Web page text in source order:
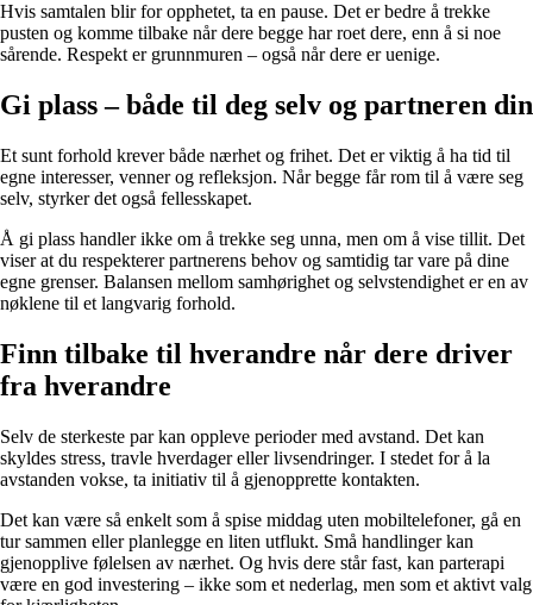
Hvis samtalen blir for opphetet, ta en pause. Det er bedre å trekke
pusten og komme tilbake når dere begge har roet dere, enn å si noe
sårende. Respekt er grunnmuren – også når dere er uenige.
Gi plass – både til deg selv og partneren din
Et sunt forhold krever både nærhet og frihet. Det er viktig å ha tid til
egne interesser, venner og refleksjon. Når begge får rom til å være seg
selv, styrker det også fellesskapet.
Å gi plass handler ikke om å trekke seg unna, men om å vise tillit. Det
viser at du respekterer partnerens behov og samtidig tar vare på dine
egne grenser. Balansen mellom samhørighet og selvstendighet er en av
nøklene til et langvarig forhold.
Finn tilbake til hverandre når dere driver
fra hverandre
Selv de sterkeste par kan oppleve perioder med avstand. Det kan
skyldes stress, travle hverdager eller livsendringer. I stedet for å la
avstanden vokse, ta initiativ til å gjenopprette kontakten.
Det kan være så enkelt som å spise middag uten mobiltelefoner, gå en
tur sammen eller planlegge en liten utflukt. Små handlinger kan
gjenopplive følelsen av nærhet. Og hvis dere står fast, kan parterapi
være en god investering – ikke som et nederlag, men som et aktivt valg